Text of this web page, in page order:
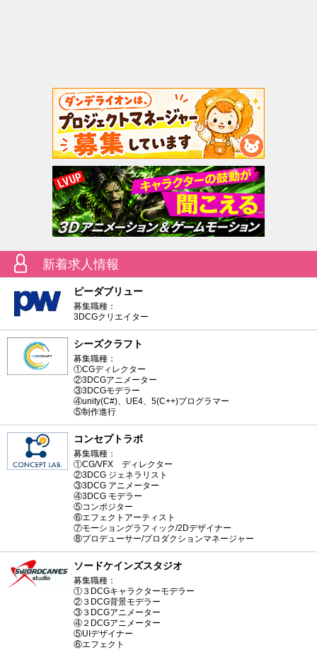
新着求人情報
ピーダブリュー
募集職種：
3DCGクリエイター
シーズクラフト
募集職種：
①CGディレクター
②3DCGアニメーター
③3DCGモデラー
④unity(C#)、UE4、5(C++)プログラマー
⑤制作進行
コンセプトラボ
募集職種：
①CG/VFX ディレクター
②3DCG ジェネラリスト
③3DCG アニメーター
④3DCG モデラー
⑤コンポジター
⑥エフェクトアーティスト
⑦モーショングラフィック/2Dデザイナー
⑧プロデューサー/プロダクションマネージャー
ソードケインズスタジオ
募集職種：
①３DCGキャラクターモデラー
②３DCG背景モデラー
③３DCGアニメーター
④２DCGアニメーター
⑤UIデザイナー
⑥エフェクト